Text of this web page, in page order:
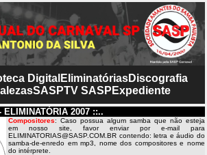
Digital EliminatóriasDiscografia
SASPTV SASP Expediente
2007 ::..
Compositores: Caso possua algum samba que não esteja
em nosso site, favor enviar por e-mail para
ELIMINATORIAS@SASP.COM.BR contendo: letra e áudio do
samba-de-enredo em mp3, nome dos compositores e nome
do intérprete.